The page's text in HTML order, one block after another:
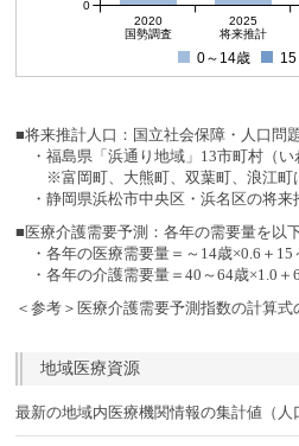
2020
国勢調査
2025
将来推計
0
0～14歳
■将来推計人口：国立社会保障・人口問
・福島県「浜通り地域」13市町村（い
※富岡町、大熊町、双葉町、浪江町は
・静岡県浜松市中央区・浜名区の将来
■医療介護需要予測：各年の需要量を以
・各年の医療需要量＝～14歳×0.6＋15
・各年の介護需要量＝40～64歳×1.0＋
＜参考＞医療介護需要予測指数の計算式
地域医療資源
最新の地域内医療機関情報の集計値（人